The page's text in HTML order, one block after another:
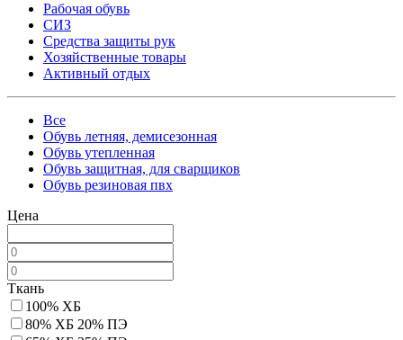
Рабочая обувь
СИЗ
Средства защиты рук
Хозяйственные товары
Активный отдых
Все
Обувь летняя, демисезонная
Обувь утепленная
Обувь защитная, для сварщиков
Обувь резиновая пвх
Цена
Ткань
100% ХБ
80% ХБ 20% ПЭ